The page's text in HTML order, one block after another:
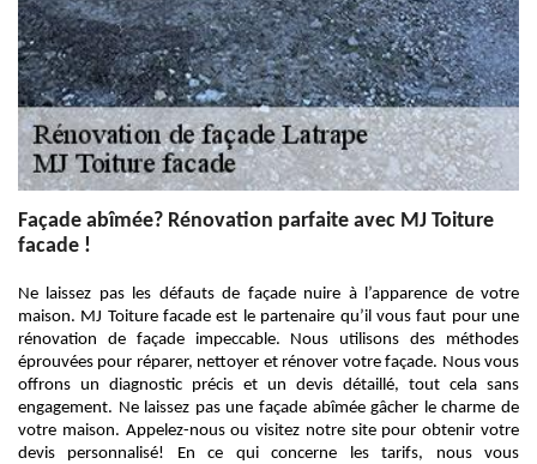
Façade abîmée? Rénovation parfaite avec MJ Toiture
facade !
Ne laissez pas les défauts de façade nuire à l’apparence de votre
maison. MJ Toiture facade est le partenaire qu’il vous faut pour une
rénovation de façade impeccable. Nous utilisons des méthodes
éprouvées pour réparer, nettoyer et rénover votre façade. Nous vous
offrons un diagnostic précis et un devis détaillé, tout cela sans
engagement. Ne laissez pas une façade abîmée gâcher le charme de
votre maison. Appelez-nous ou visitez notre site pour obtenir votre
devis personnalisé! En ce qui concerne les tarifs, nous vous